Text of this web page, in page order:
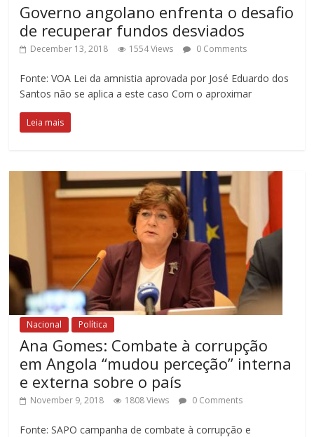
Governo angolano enfrenta o desafio
de recuperar fundos desviados
December 13, 2018 1554 Views 0 Comments
Fonte: VOA Lei da amnistia aprovada por José Eduardo dos
Santos não se aplica a este caso Com o aproximar
Leia mais
Nacional Política
Ana Gomes: Combate à corrupção
em Angola “mudou perceção” interna
e externa sobre o país
November 9, 2018 1808 Views 0 Comments
Fonte: SAPO campanha de combate à corrupção e